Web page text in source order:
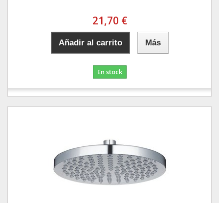
21,70 €
Añadir al carrito Más
En stock